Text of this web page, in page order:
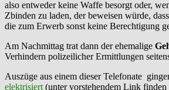
also entweder keine Waffe besorgt oder,
Zbinden zu laden, der beweisen würde,
die zum Erwerb sonst keine Berechtigung
Am Nachmittag trat dann der ehemalige
Verhindern polizeilicher Ermittlungen
Auszüge aus einem dieser Telefonate
elektrisiert (unter vorstehendem Link